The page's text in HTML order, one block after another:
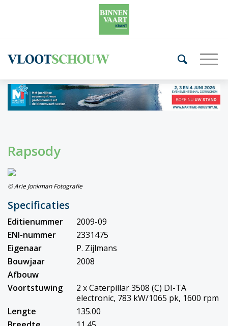
Rapsody
© Arie Jonkman Fotografie
Specificaties
Editienummer
2009-09
ENI-nummer
2331475
Eigenaar
P. Zijlmans
Bouwjaar
2008
Afbouw
Voortstuwing
2 x Caterpillar 3508 (C) DI-TA
electronic, 783 kW/1065 pk, 1600 rpm
Lengte
135.00